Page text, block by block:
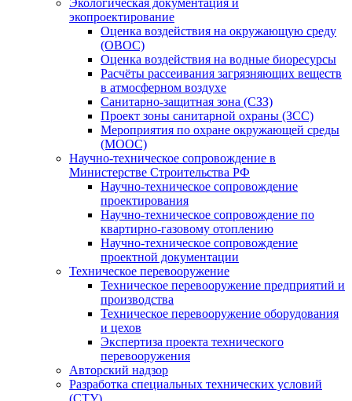
Экологическая документация и
экопроектирование
Оценка воздействия на окружающую среду
(ОВОС)
Оценка воздействия на водные биоресурсы
Расчёты рассеивания загрязняющих веществ
в атмосферном воздухе
Санитарно-защитная зона (СЗЗ)
Проект зоны санитарной охраны (ЗСС)
Мероприятия по охране окружающей среды
(МООС)
Научно-техническое сопровождение в
Министерстве Строительства РФ
Научно-техническое сопровождение
проектирования
Научно-техническое сопровождение по
квартирно-газовому отоплению
Научно-техническое сопровождение
проектной документации
Техническое перевооружение
Техническое перевооружение предприятий и
производства
Техническое перевооружение оборудования
и цехов
Экспертиза проекта технического
перевооружения
Авторский надзор
Разработка специальных технических условий
(СТУ)